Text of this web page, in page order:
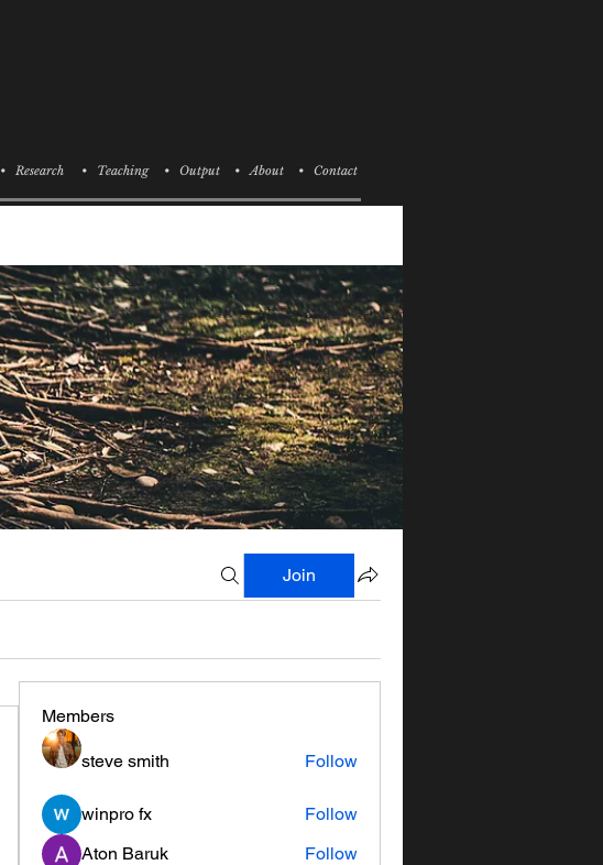
• Research • Teaching • Output • About • Contact
Join
Members
steve smith Follow
winpro fx
Follow
Aton Baruk
Follow